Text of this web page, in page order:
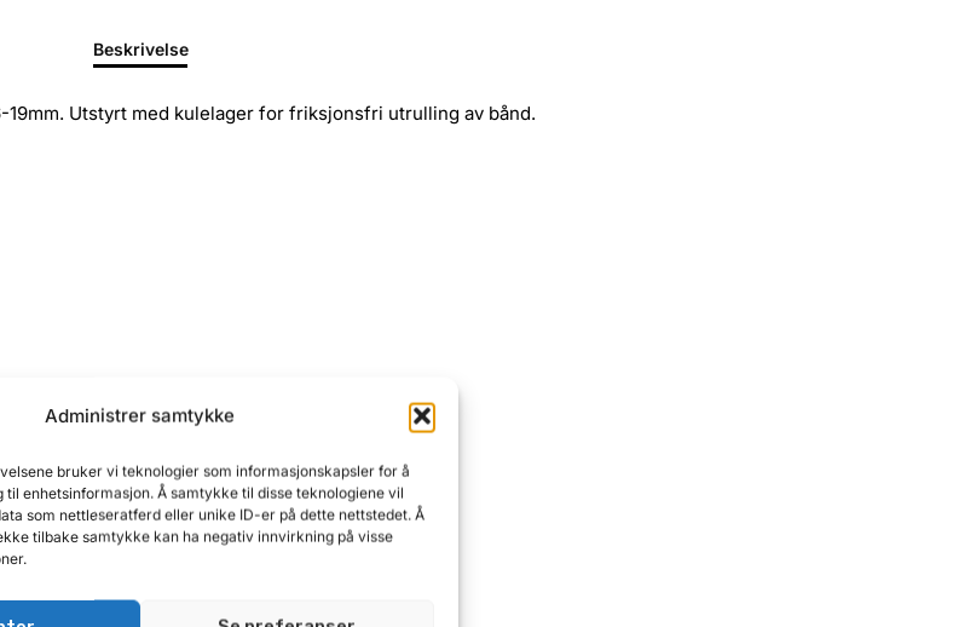
Administrer samtykke
bruker vi teknologier som informasjonskapsler for å
til enhetsinformasjon. Å samtykke til disse teknologiene vil
som nettleseratferd eller unike ID-er på dette nettstedet. Å
tilbake samtykke kan ha negativ innvirkning på visse
Beskrivelse
Utstyrt med kulelager for friksjonsfri utrulling av bånd.